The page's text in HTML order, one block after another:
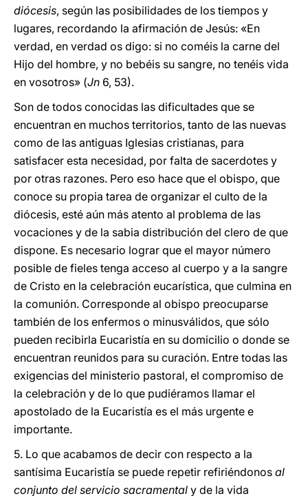
diócesis, según las posibilidades de los tiempos y
lugares, recordando la afirmación de Jesús: «En
verdad, en verdad os digo: si no coméis la carne del
Hijo del hombre, y no bebéis su sangre, no tenéis vida
en vosotros» (Jn 6, 53).
Son de todos conocidas las dificultades que se
encuentran en muchos territorios, tanto de las nuevas
como de las antiguas Iglesias cristianas, para
satisfacer esta necesidad, por falta de sacerdotes y
por otras razones. Pero eso hace que el obispo, que
conoce su propia tarea de organizar el culto de la
diócesis, esté aún más atento al problema de las
vocaciones y de la sabia distribución del clero de que
dispone. Es necesario lograr que el mayor número
posible de fieles tenga acceso al cuerpo y a la sangre
de Cristo en la celebración eucarística, que culmina en
la comunión. Corresponde al obispo preocuparse
también de los enfermos o minusválidos, que sólo
pueden recibirla Eucaristía en su domicilio o donde se
encuentran reunidos para su curación. Entre todas las
exigencias del ministerio pastoral, el compromiso de
la celebración y de lo que pudiéramos llamar el
apostolado de la Eucaristía es el más urgente e
importante.
5. Lo que acabamos de decir con respecto a la
santísima Eucaristía se puede repetir refiriéndonos al
conjunto del servicio sacramental y de la vida